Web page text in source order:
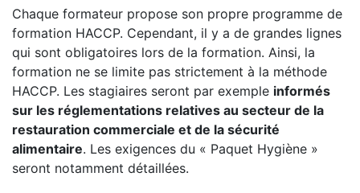
Chaque formateur propose son propre programme de
formation HACCP. Cependant, il y a de grandes lignes
qui sont obligatoires lors de la formation. Ainsi, la
formation ne se limite pas strictement à la méthode
HACCP. Les stagiaires seront par exemple informés
sur les réglementations relatives au secteur de la
restauration commerciale et de la sécurité
alimentaire. Les exigences du « Paquet Hygiène »
seront notamment détaillées.